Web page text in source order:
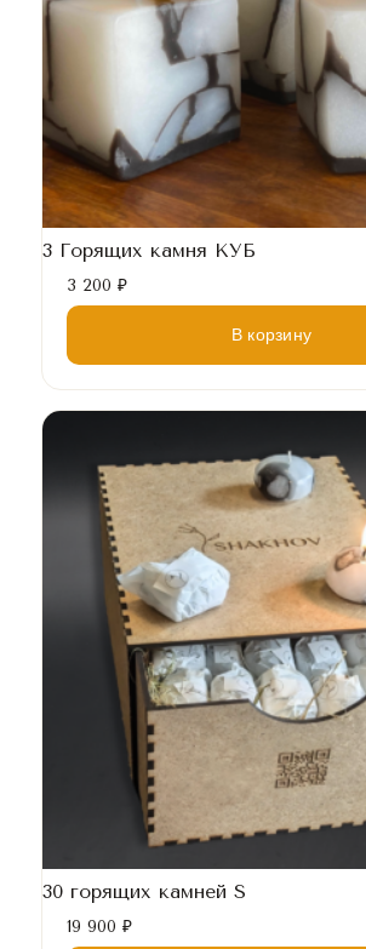
3 Горящих камня КУБ
3 200 ₽
В корзину
30 горящих камней S
19 900 ₽